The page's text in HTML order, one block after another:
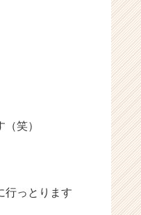
笑）
行っとります